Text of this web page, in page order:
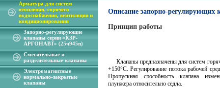
Арматура для систем
отопления, горячего
водоснабжения, вентиляции и
кондиционирования
Запорно-регулирующие
клапаны серии «КЗР-
АРГОНАВТ» (25ч945п)
Смесительные и
разделительные клапаны
Электромагнитные
нормально-закрытые
клапаны
Описание запорно-
Принцип работы
Клапаны предназначены для систем
+150°С. Регулирование потока рабочей
Пропускная способность клапана
плунжера относительно седла.